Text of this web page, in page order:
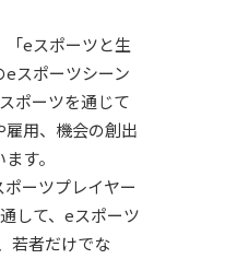
eスポーツと生
スポーツシーン
ポーツを通じて
用、機会の創出
す。
ーツプレイヤー
して、eスポーツ
若者だけでな